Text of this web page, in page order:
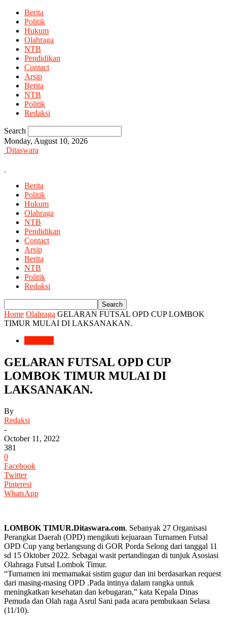
Berita
Politik
Hukum
Olahraga
NTB
Pendidikan
Contact
Arsip
Berita
NTB
Politik
Redaksi
Search
Monday, August 10, 2026
Ditaswara
Berita
Politik
Hukum
Olahraga
NTB
Pendidikan
Contact
Arsip
Berita
NTB
Politik
Redaksi
Home Olahraga GELARAN FUTSAL OPD CUP LOMBOK
TIMUR MULAI DI LAKSANAKAN.
GELARAN FUTSAL OPD CUP
LOMBOK TIMUR MULAI DI
LAKSANAKAN.
By
Redaksi
-
October 11, 2022
381
0
Facebook
Twitter
Pinterest
WhatsApp
LOMBOK TIMUR.Ditaswara.com. Sebanyak 27 Organisasi
Perangkat Daerah (OPD) mengikuti kejuaraan Turnamen Futsal
OPD Cup yang berlangsung di GOR Porda Selong dari tanggal 11
sd 15 Oktober 2022. Sebagai wasit pertandingan di tunjuk Asosiasi
Olahraga Futsal Lombok Timur.
“Turnamen ini memamakai sistim gugur dan ini berdasarkan request
dari masing-masing OPD .Pada intinya dalam rangka untuk
meningkatkan kesehatan dan kebugaran,” kata Kepala Dinas
Pemuda dan Olah raga Asrul Sani pada acara pembukaan Selasa
(11/10).